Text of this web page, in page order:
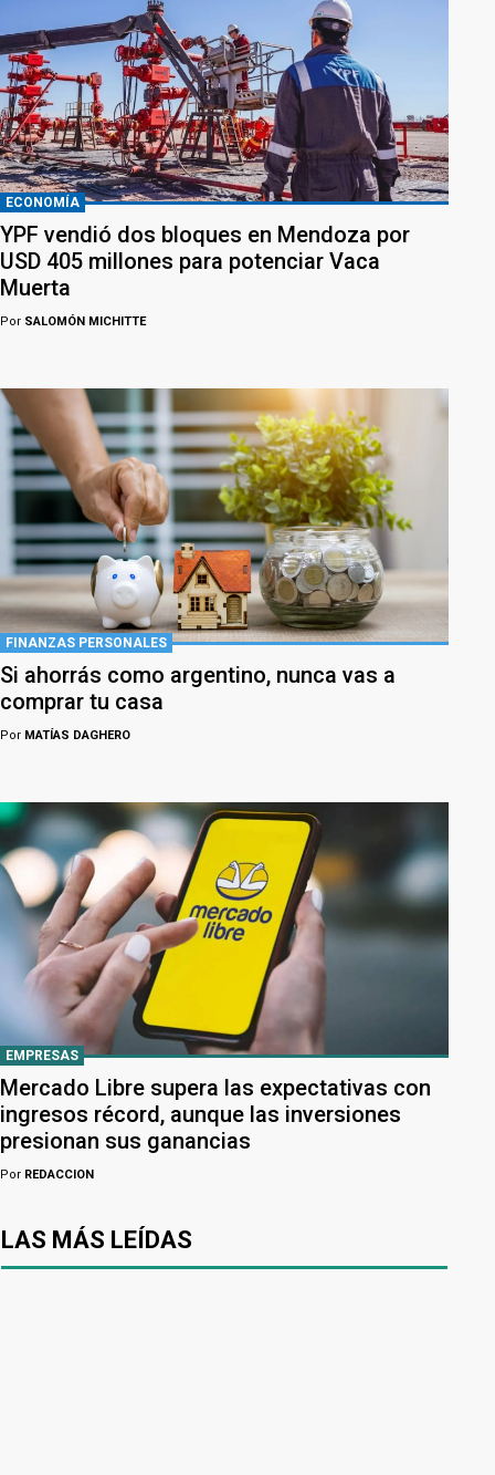
ECONOMÍA
YPF vendió dos bloques en Mendoza por
USD 405 millones para potenciar Vaca
Muerta
Por SALOMÓN MICHITTE
FINANZAS PERSONALES
Si ahorrás como argentino, nunca vas a
comprar tu casa
Por MATÍAS DAGHERO
EMPRESAS
Mercado Libre supera las expectativas con
ingresos récord, aunque las inversiones
presionan sus ganancias
Por REDACCION
LAS MÁS LEÍDAS